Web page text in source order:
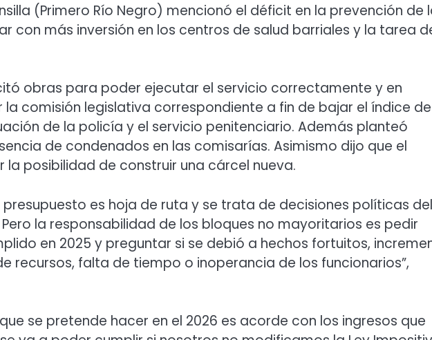
(Primero Río Negro) mencionó el déficit en la prevención de
con más inversión en los centros de salud barriales y la tarea
obras para poder ejecutar el servicio correctamente y en
comisión legislativa correspondiente a fin de bajar el índice de
de la policía y el servicio penitenciario. Además planteó
de condenados en las comisarías. Asimismo dijo que el
la posibilidad de construir una cárcel nueva.
es hoja de ruta y se trata de decisiones políticas del
la responsabilidad de los bloques no mayoritarios es pedir
en 2025 y preguntar si se debió a hechos fortuitos,
recursos, falta de tiempo o inoperancia de los funcionarios”,
se pretende hacer en el 2026 es acorde con los ingresos que